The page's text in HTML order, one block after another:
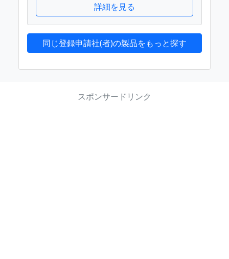
詳細を見る
同じ登録申請社(者)の製品をもっと探す
スポンサードリンク